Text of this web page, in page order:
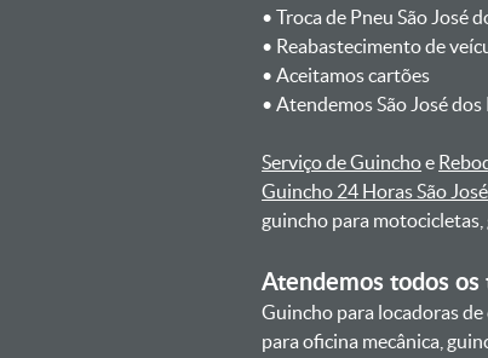
ㅤㅤ• Troca de Pneu São
ㅤㅤ• Reabastecimento de
ㅤㅤ• Aceitamos cartões
ㅤㅤ• Atendemos São José
Serviço de Guinchoe
Guincho 24 Horas São
guincho para
Atendemos todos
Guincho para locadoras
para oficina mecânica,